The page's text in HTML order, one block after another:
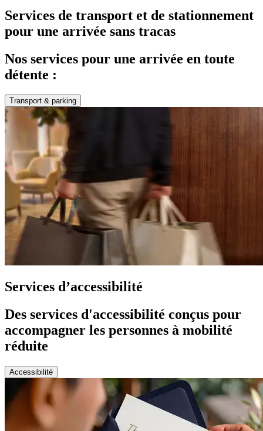
Services de transport et de stationnement
pour une arrivée sans tracas
Nos services pour une arrivée en toute
détente :
Transport & parking
Services d’accessibilité
Des services d'accessibilité conçus pour
accompagner les personnes à mobilité
réduite
Accessibilité